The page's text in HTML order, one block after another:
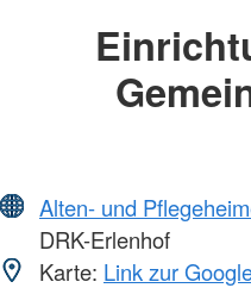
Alten- und
DRK-Erlenhof
Karte: Link zur